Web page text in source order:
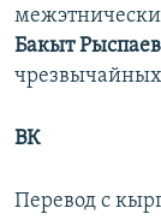
Бакыт Рыспаев
ВК
Перевод с